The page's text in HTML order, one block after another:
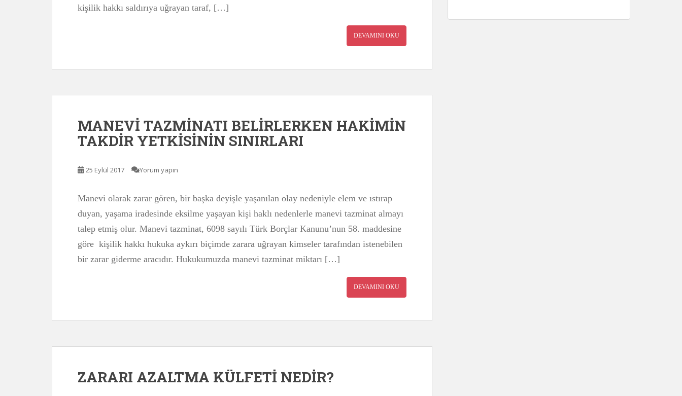
kişilik hakkı saldırıya uğrayan taraf, […]
DEVAMINI OKU
MANEVİ TAZMİNATI BELİRLERKEN HAKİMİN
TAKDİR YETKİSİNİN SINIRLARI
25 Eylül 2017 Yorum yapın
Manevi olarak zarar gören, bir başka deyişle yaşanılan olay nedeniyle elem ve ıstırap
duyan, yaşama iradesinde eksilme yaşayan kişi haklı nedenlerle manevi tazminat almayı
talep etmiş olur. Manevi tazminat, 6098 sayılı Türk Borçlar Kanunu’nun 58. maddesine
göre kişilik hakkı hukuka aykırı biçimde zarara uğrayan kimseler tarafından istenebilen
bir zarar giderme aracıdır. Hukukumuzda manevi tazminat miktarı […]
DEVAMINI OKU
ZARARI AZALTMA KÜLFETİ NEDİR?